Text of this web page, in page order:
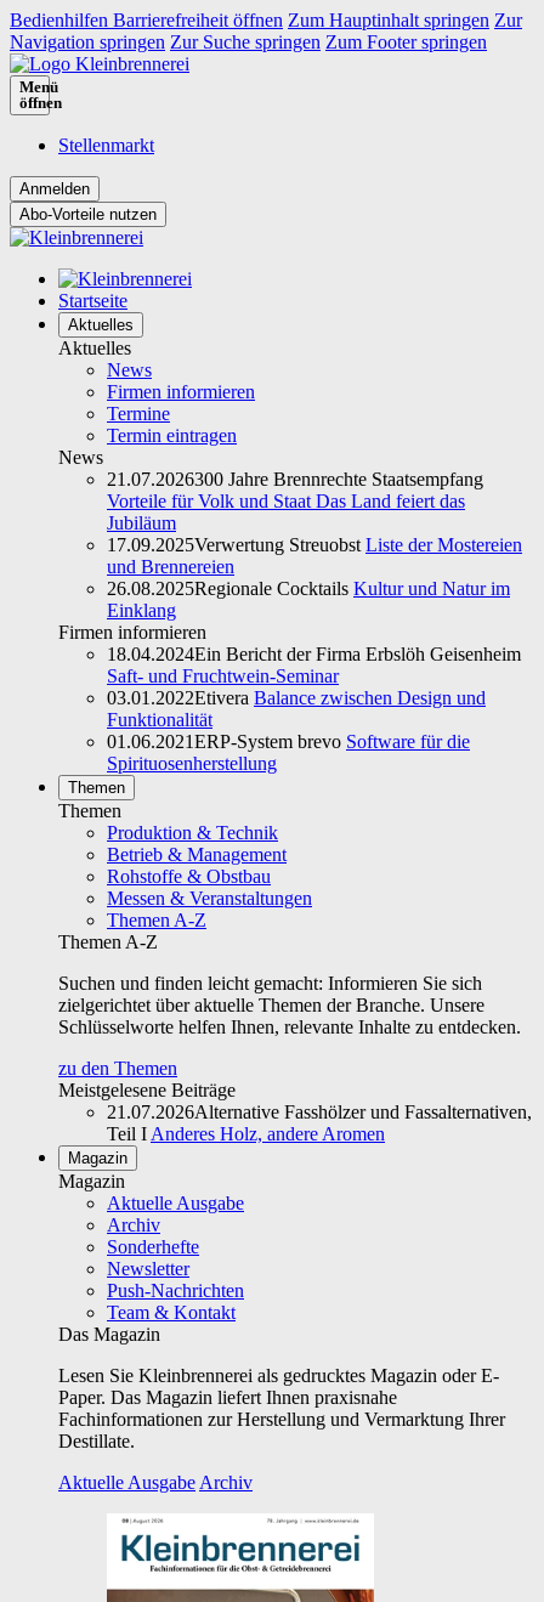
Bedienhilfen Barrierefreiheit öffnen Zum Hauptinhalt springen Zur
Navigation springen Zur Suche springen Zum Footer springen
Menü
öffnen
Stellenmarkt
Abo-Vorteile nutzen
Startseite
Aktuelles
Aktuelles
News
Firmen informieren
Termine
Termin eintragen
News
21.07.2026300 Jahre Brennrechte Staatsempfang
Vorteile für Volk und Staat Das Land feiert das
Jubiläum
17.09.2025Verwertung Streuobst Liste der Mostereien
und Brennereien
26.08.2025Regionale Cocktails Kultur und Natur im
Einklang
Firmen informieren
18.04.2024Ein Bericht der Firma Erbslöh Geisenheim
Saft- und Fruchtwein-Seminar
03.01.2022Etivera Balance zwischen Design und
Funktionalität
01.06.2021ERP-System brevo Software für die
Spirituosenherstellung
Themen
Themen
Produktion & Technik
Betrieb & Management
Rohstoffe & Obstbau
Messen & Veranstaltungen
Themen A-Z
Themen A-Z
Suchen und finden leicht gemacht: Informieren Sie sich
zielgerichtet über aktuelle Themen der Branche. Unsere
Schlüsselworte helfen Ihnen, relevante Inhalte zu entdecken.
zu den Themen
Meistgelesene Beiträge
21.07.2026Alternative Fasshölzer und Fassalternativen,
Teil I Anderes Holz, andere Aromen
Magazin
Magazin
Aktuelle Ausgabe
Archiv
Sonderhefte
Newsletter
Push-Nachrichten
Team & Kontakt
Das Magazin
Lesen Sie Kleinbrennerei als gedrucktes Magazin oder E-
Paper. Das Magazin liefert Ihnen praxisnahe
Fachinformationen zur Herstellung und Vermarktung Ihrer
Destillate.
Aktuelle Ausgabe Archiv